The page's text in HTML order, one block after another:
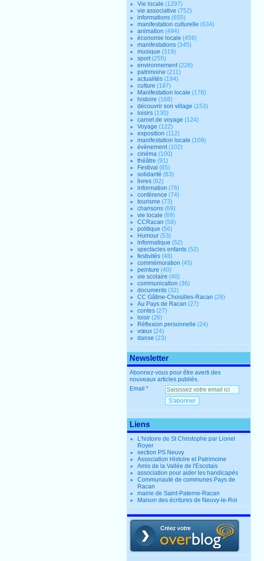
Vie locale (1297)
vie associative (752)
informations (655)
manifestation culturelle (634)
animation (494)
économie locale (459)
manifestations (345)
musique (319)
sport(255)
environnement(226)
patrimoine (211)
actualités (194)
culture (187)
Manifestation locale (178)
histoire (168)
découvrir son village (153)
loisirs (130)
carnet de voyage (124)
Voyage (122)
exposition (112)
manifestation locale (109)
évènement(102)
cinéma (100)
théâtre (91)
Festival (85)
solidarité (83)
livres (82)
information (76)
conférence (74)
tourisme (73)
chansons (69)
vie locale (69)
CCRacan (58)
politique (56)
Humour (53)
informatique (52)
spectacles enfants (52)
festivités (48)
commémoration (45)
peinture (40)
vie scolaire (40)
communication (36)
documents (32)
CC Gâtine-Choisilles-Racan (28)
Au Pays de Racan (27)
contes (27)
loisir (26)
Réflexion personnelle (24)
vœux (24)
danse (23)
Newsletter
Abonnez-vous pour être averti des
nouveaux articles publiés.
Email
Liens
L'histoire de St Christophe par Lionel
Royer
section PS Neuvy
Association Histoire et Patrimoine
Amis de la Vallée de l'Escotais
association pour aider les handicapés
Communauté de communes Pays de
Racan
mairie de Saint-Paterne-Racan
Maison des écritures de Neuvy-le-Roi